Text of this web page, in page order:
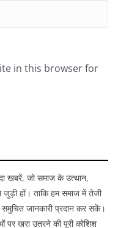
in this browser for
खबरें, जो समाज के उत्थान,
जुड़ी हों। ताकि हम समाज में तेजी
जानकारी प्रदान कर सकें।
पर खरा उतरने की पूरी कोशिश